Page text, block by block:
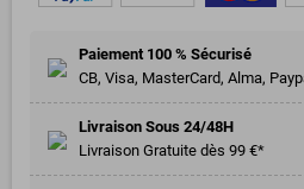
Paiement 100 % Sécurisé
CB, Visa, MasterCard, Alma,
Livraison Sous 24/48H
Livraison Gratuite dès 99 €*